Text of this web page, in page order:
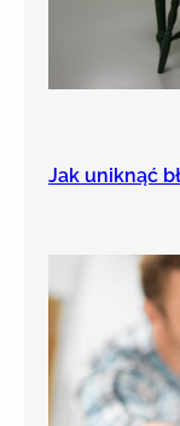
Jak uniknąć